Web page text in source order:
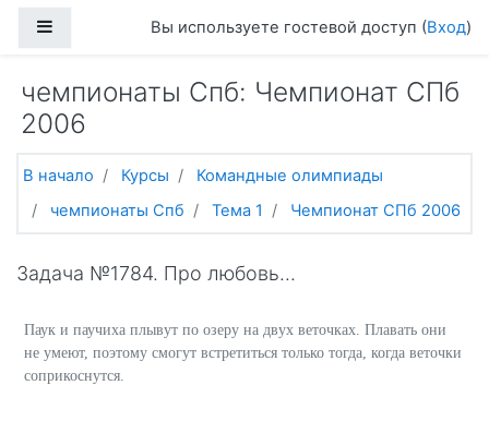
Боковая панельВы используете гостевой доступ (Вход)
чемпионаты Спб: Чемпионат СПб
2006
В начало Курсы
Командные олимпиады
чемпионаты Спб
Тема 1 Чемпионат СПб 2006
Задача №1784. Про любовь...
Паук и паучиха плывут по озеру на двух веточках. Плавать они
не умеют, поэтому смогут встретиться только тогда, когда веточки
соприкоснутся.